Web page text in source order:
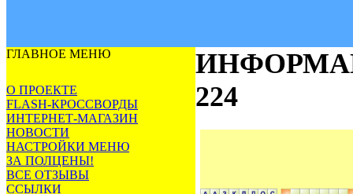
ГЛАВНОЕ МЕНЮ
О ПРОЕКТЕ
FLASH-КРОССВОРДЫ
ИНТЕРНЕТ-МАГАЗИН
НОВОСТИ
НАСТРОЙКИ МЕНЮ
ЗА ПОЛЦЕНЫ!
ВСЕ ОТЗЫВЫ
ССЫЛКИ
224